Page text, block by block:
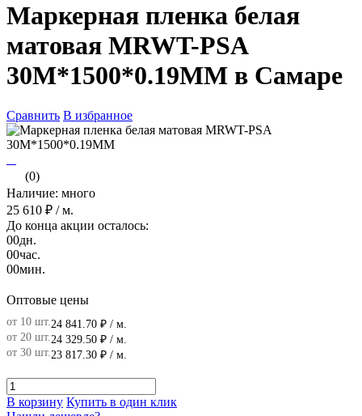
Маркерная пленка белая
матовая MRWT-PSA
30M*1500*0.19MM в Самаре
Сравнить В избранное
(0)
Наличие: много
25 610 ₽ / м.
До конца акции осталось:
00дн.
00час.
00мин.
Оптовые цены
от 10 шт. 24 841.70 ₽ / м.
от 20 шт. 24 329.50 ₽ / м.
от 30 шт. 23 817.30 ₽ / м.
В корзину Купить в один клик